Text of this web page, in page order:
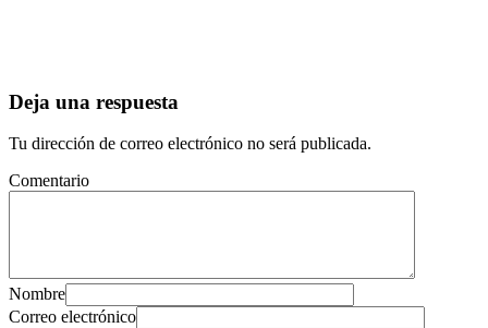
Deja una respuesta
Tu dirección de correo electrónico no será publicada.
Comentario
Nombre
Correo electrónico